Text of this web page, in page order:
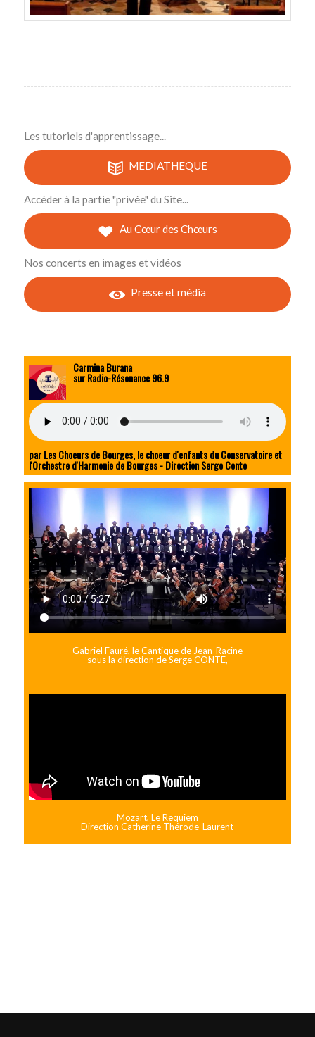
Les tutoriels d'apprentissage...
MEDIATHEQUE
Accéder à la partie "privée" du Site...
Au Cœur des Chœurs
Nos concerts en images et vidéos
Presse et média
Carmina Burana
sur Radio-Résonance 96.9
par Les Choeurs de Bourges, le choeur d'enfants du Conservatoire et
l'Orchestre d'Harmonie de Bourges - Direction Serge Conte
Gabriel Fauré, le Cantique de Jean-Racine
sous la direction de Serge CONTE,
Mozart, Le Requiem
Direction Catherine Thérode-Laurent